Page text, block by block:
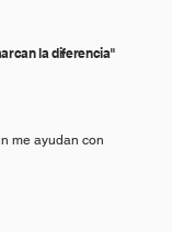
la diferencia"
me ayudan con